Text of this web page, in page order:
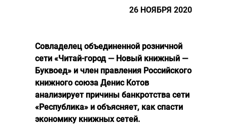
26 НОЯБРЯ 2020
Совладелец объединенной розничной
сети «Читай-город — Новый книжный —
Буквоед» и член правления Российского
книжного союза Денис Котов
анализирует причины банкротства сети
«Республика» и объясняет, как спасти
экономику книжных сетей.